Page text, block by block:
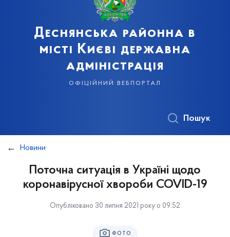
Деснянська районна в
місті Києві державна
адміністрація
офіційний вебпортал
Пошук
Новини
Поточна ситуація в Україні щодо
коронавірусної хвороби COVID-19
Опубліковано 30 липня 2021 року о 09:52
ФОТО